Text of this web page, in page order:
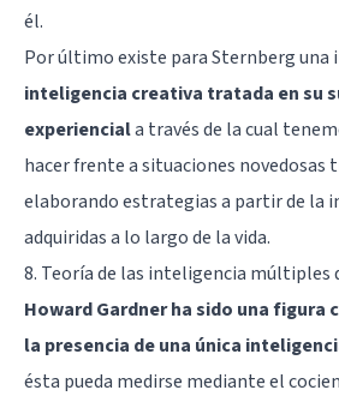
él.
Por último existe para Sternberg una
inteligencia creativa tratada en su
experienciala través de la cual
hacer frente a situaciones novedosas
elaborando estrategias a partir de la
adquiridas a lo largo de la vida.
8. Teoría de las inteligencia múltiples
Howard Gardner ha sido una figura
la presencia de una única
ésta pueda medirse mediante el